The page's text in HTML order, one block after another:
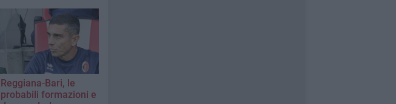
Reggiana-Bari, le
probabili formazioni e